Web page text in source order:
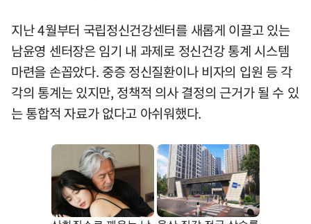
지난 4월부터 국립정신건강센터를 새롭게 이끌고 있는
남윤영 센터장은 임기 내 과제로 정신건강 통계 시스템
마련을 손꼽았다. 중증 정신질환이나 비자의 입원 등 각
각의 통계는 있지만, 정책적 의사 결정의 근거가 될 수 있
는 통합적 자료가 없다고 아쉬워했다.